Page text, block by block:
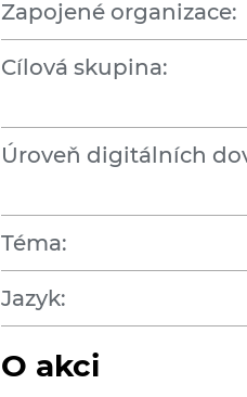
Zapojené organizace:
Cílová skupina:
Úroveň digitálních
Téma:
Jazyk:
O akci